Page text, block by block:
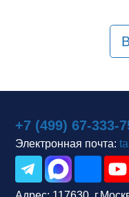
+7 (499) 67-333-
Электронная почта: